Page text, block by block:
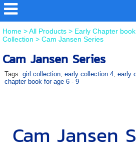
Home >All Products > Early Chapter
Collection > Cam Jansen Series
Cam Jansen Series
Tags: girl collection, early collection 4, early
chapter book for age 6 - 9
Cam Jansen